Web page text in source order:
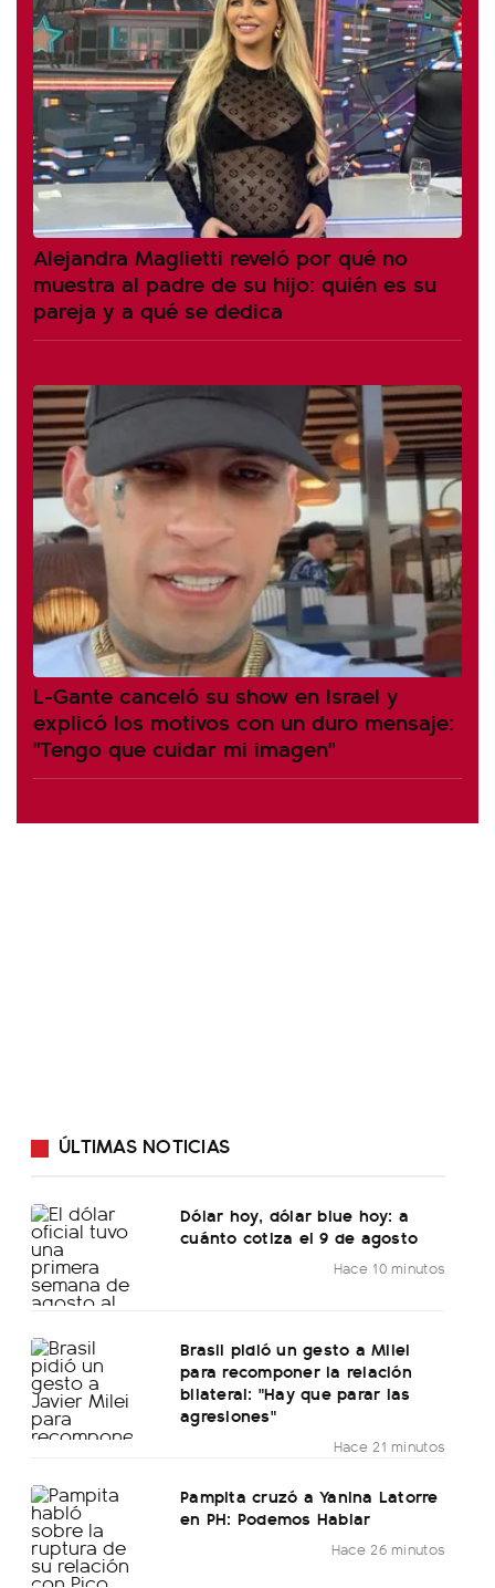
Alejandra Maglietti reveló por qué no
muestra al padre de su hijo: quién es su
pareja y a qué se dedica
L-Gante canceló su show en Israel y
explicó los motivos con un duro mensaje:
"Tengo que cuidar mi imagen"
ÚLTIMAS NOTICIAS
Dólar hoy, dólar blue hoy: a
cuánto cotiza el 9 de agosto
Hace 10 minutos
Brasil pidió un gesto a Milei
para recomponer la relación
bilateral: "Hay que parar las
agresiones"
Hace 21 minutos
Pampita cruzó a Yanina Latorre
en PH: Podemos Hablar
Hace 26 minutos